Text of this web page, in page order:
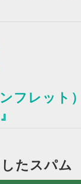
ンフレット
たスパム